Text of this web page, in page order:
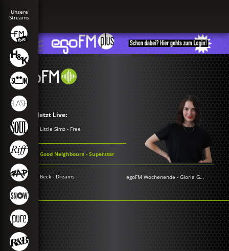
Jetzt Live:
Little Simz - Free
Good Neighbours - Superstar
Beck - Dreams egoFM Wochenende -Gloria Grünwald
#KI